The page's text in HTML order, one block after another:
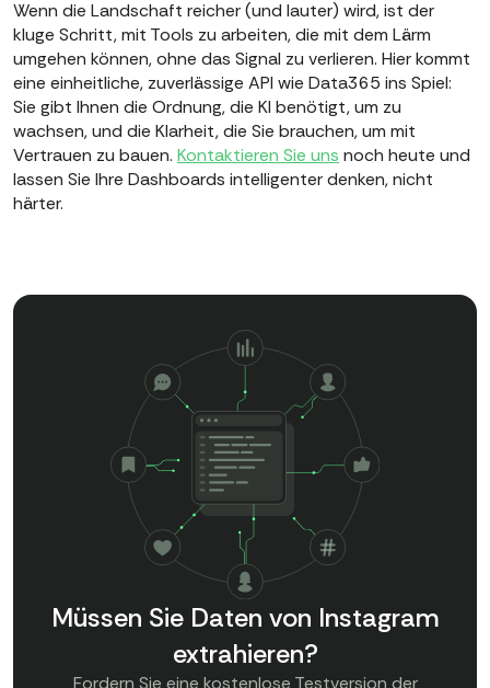
Wenn die Landschaft reicher (und lauter) wird, ist der
kluge Schritt, mit Tools zu arbeiten, die mit dem Lärm
umgehen können, ohne das Signal zu verlieren. Hier kommt
eine einheitliche, zuverlässige API wie Data365 ins Spiel:
Sie gibt Ihnen die Ordnung, die KI benötigt, um zu
wachsen, und die Klarheit, die Sie brauchen, um mit
Vertrauen zu bauen. Kontaktieren Sie uns noch heute und
lassen Sie Ihre Dashboards intelligenter denken, nicht
härter.
Müssen Sie Daten von Instagram
extrahieren?
Fordern Sie eine kostenlose Testversion der